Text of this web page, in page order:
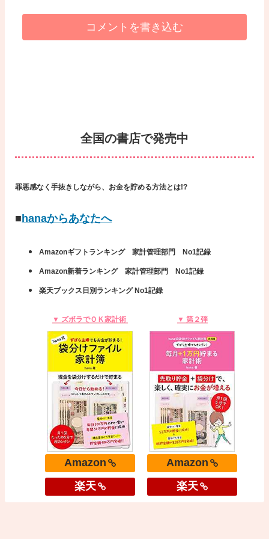
コメントを書き込む
全国の書店で発売中
罪悪感なく手抜きしながら、お金を貯める方法とは!?
■hanaからあなたへ
Amazonギフトランキング 家計管理部門 No1記録
Amazon新着ランキング 家計管理部門 No1記録
楽天ブックス日別ランキング No1記録
▼ ズボラでＯＫ家計術
Amazon
楽天
▼ 第２弾
Amazon
楽天